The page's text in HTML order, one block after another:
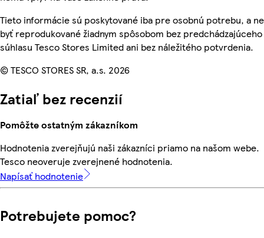
Tieto informácie sú poskytované iba pre osobnú potrebu, a
byť reprodukované žiadnym spôsobom bez predchádzajúceho
súhlasu Tesco Stores Limited ani bez náležitého potvrdenia.
© TESCO STORES SR, a.s. 2026
Zatiaľ bez recenzií
Pomôžte ostatným zákazníkom
Hodnotenia zverejňujú naši zákazníci priamo na našom webe.
Tesco neoveruje zverejnené hodnotenia.
Napísať hodnotenie
Potrebujete pomoc?